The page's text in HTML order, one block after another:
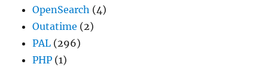
OpenSearch (4)
Outatime (2)
PAL (296)
PHP (1)